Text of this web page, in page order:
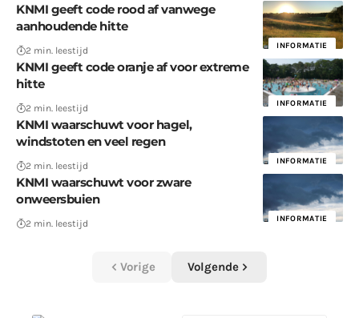
INFORMATIE
KNMI geeft code rood af vanwege
aanhoudende hitte
2 min. leestijd
INFORMATIE
KNMI geeft code oranje af voor extreme
hitte
2 min. leestijd
INFORMATIE
KNMI waarschuwt voor hagel,
windstoten en veel regen
2 min. leestijd
INFORMATIE
KNMI waarschuwt voor zware
onweersbuien
2 min. leestijd
Vorige Volgende